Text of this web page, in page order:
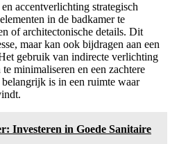
accentverlichting strategisch
in de badkamer te
of architectonische details. Dit
maar kan ook bijdragen aan een
gebruik van indirecte verlichting
minimaliseren en een zachtere
is in een ruimte waar
Investeren in Goede Sanitaire